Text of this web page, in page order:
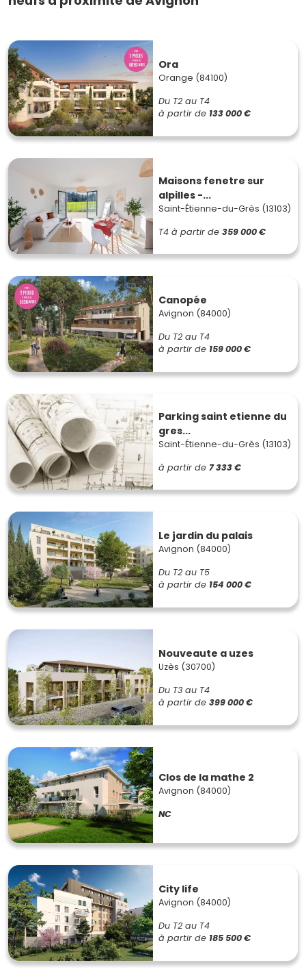
Ora
Orange (84100)
Du T2 au T4
à partir de 133 000 €
Maisons fenetre sur
alpilles -...
Saint-Étienne-du-Grès (13103)
T4 à partir de 359 000 €
Canopée
Avignon (84000)
Du T2 au T4
à partir de 159 000 €
Parking saint etienne du
gres...
Saint-Étienne-du-Grès (13103)
à partir de 7 333 €
Le jardin du palais
Avignon (84000)
Du T2 au T5
à partir de 154 000 €
Nouveaute a uzes
Uzès (30700)
Du T3 au T4
à partir de 399 000 €
Clos de la mathe 2
Avignon (84000)
NC
City life
Avignon (84000)
Du T2 au T4
à partir de 185 500 €